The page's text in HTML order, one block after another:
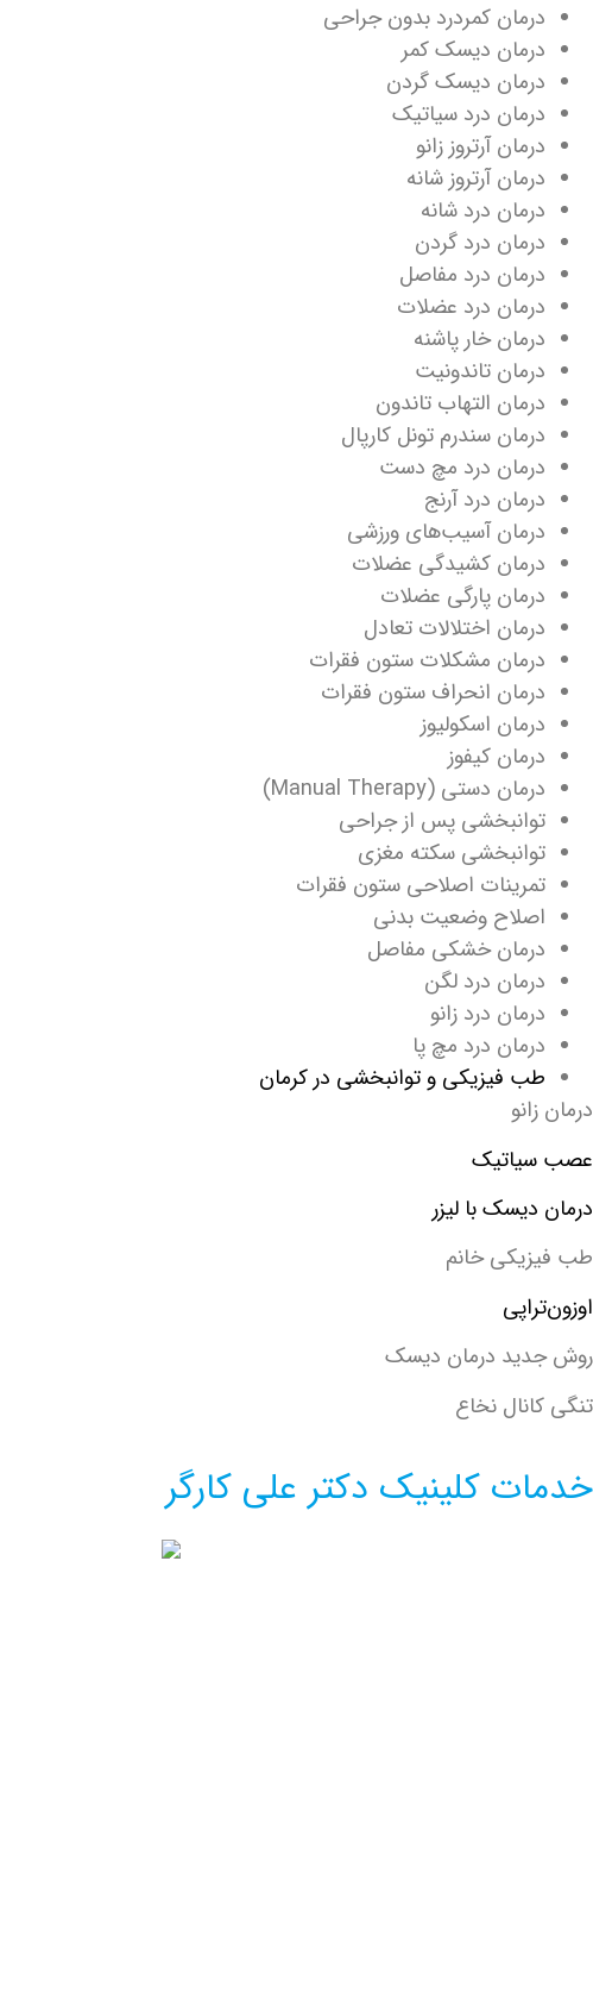
درمان کمردرد بدون جراحی
درمان دیسک کمر
درمان دیسک گردن
درمان درد سیاتیک
درمان آرتروز زانو
درمان آرتروز شانه
درمان درد شانه
درمان درد گردن
درمان درد مفاصل
درمان درد عضلات
درمان خار پاشنه
درمان تاندونیت
درمان التهاب تاندون
درمان سندرم تونل کارپال
درمان درد مچ دست
درمان درد آرنج
درمان آسیب‌های ورزشی
درمان کشیدگی عضلات
درمان پارگی عضلات
درمان اختلالات تعادل
درمان مشکلات ستون فقرات
درمان انحراف ستون فقرات
درمان اسکولیوز
درمان کیفوز
درمان دستی (Manual Therapy)
توانبخشی پس از جراحی
توانبخشی سکته مغزی
تمرینات اصلاحی ستون فقرات
اصلاح وضعیت بدنی
درمان خشکی مفاصل
درمان درد لگن
درمان درد زانو
درمان درد مچ پا
طب فیزیکی و توانبخشی در کرمان
درمان زانو
عصب سیاتیک
درمان دیسک با لیزر
طب فیزیکی خانم
اوزون‌تراپی
روش جدید درمان دیسک
تنگی کانال نخاع
خدمات کلینیک دکتر علی کارگر